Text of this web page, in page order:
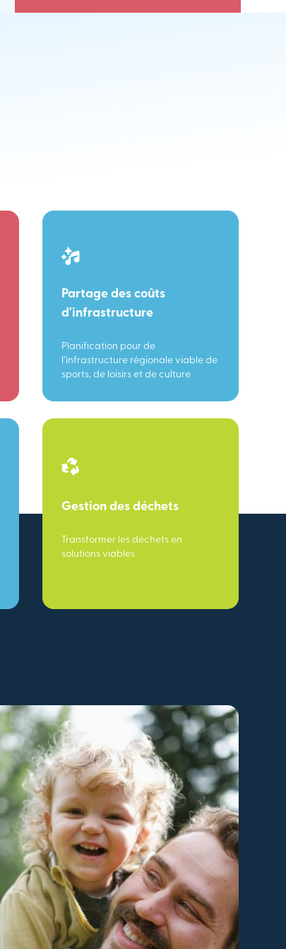
Partage des coûts
d'infrastructure
Planification pour de
l’infrastructure régionale viable de
sports, de loisirs et de culture
Gestion des déchets
Transformer les déchets en
solutions viables